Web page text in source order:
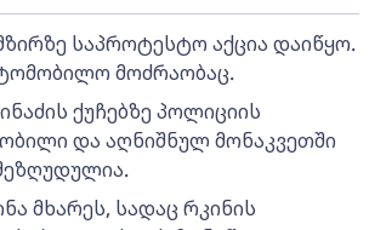
საპროტესტო აქცია დაიწყო.
მოძრაობაც.
ქუჩებზე პოლიციის
და აღნიშნულ მონაკვეთში
მხარეს, სადაც რკინის